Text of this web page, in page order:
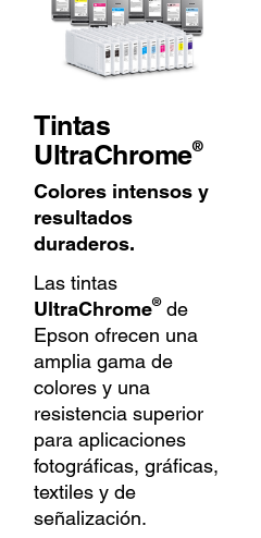
Tintas
UltraChrome®
Colores intensos y
resultados
duraderos.
Las tintas
UltraChrome®de
Epson ofrecen una
amplia gama de
colores y una
resistencia superior
para aplicaciones
fotográficas, gráficas,
textiles y de
señalización.